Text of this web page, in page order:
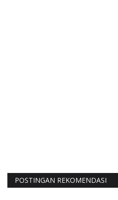
POSTINGAN REKOMENDASI